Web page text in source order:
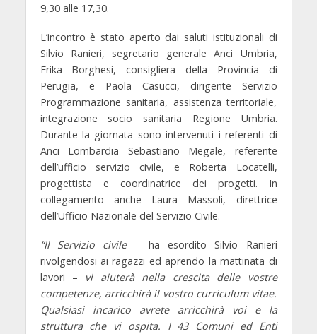
9,30 alle 17,30.
L’incontro è stato aperto dai saluti istituzionali di
Silvio Ranieri, segretario generale Anci Umbria,
Erika Borghesi, consigliera della Provincia di
Perugia, e Paola Casucci, dirigente Servizio
Programmazione sanitaria, assistenza territoriale,
integrazione socio sanitaria Regione Umbria.
Durante la giornata sono intervenuti i referenti di
Anci Lombardia Sebastiano Megale, referente
dell’ufficio servizio civile, e Roberta Locatelli,
progettista e coordinatrice dei progetti. In
collegamento anche Laura Massoli, direttrice
dell’Ufficio Nazionale del Servizio Civile.
“Il Servizio civile – ha esorditoSilvio Ranieri
rivolgendosi ai ragazzi ed aprendo la mattinata di
lavori – vi aiuterà nella crescita delle vostre
competenze, arricchirà il vostro curriculum vitae.
Qualsiasi incarico avrete arricchirà voi e la
struttura che vi ospita. I 43 Comuni ed Enti